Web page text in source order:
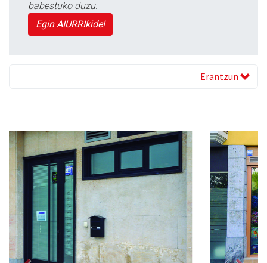
babestuko duzu.
Egin AIURRIkide!
Erantzun